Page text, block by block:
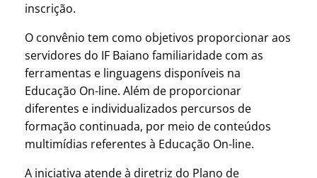
inscrição.
O convênio tem como objetivos proporcionar aos
servidores do IF Baiano familiaridade com as
ferramentas e linguagens disponíveis na
Educação On-line. Além de proporcionar
diferentes e individualizados percursos de
formação continuada, por meio de conteúdos
multimídias referentes à Educação On-line.
A iniciativa atende à diretriz do Plano de